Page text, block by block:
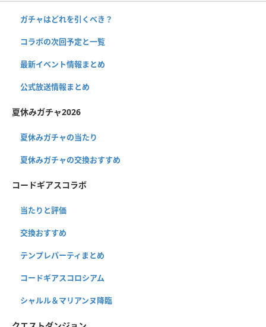
ガチャはどれを引くべき？
コラボの次回予定と一覧
最新イベント情報まとめ
公式放送情報まとめ
夏休みガチャ2026
夏休みガチャの当たり
夏休みガチャの交換おすすめ
コードギアスコラボ
当たりと評価
交換おすすめ
テンプレパーティまとめ
コードギアスコロシアム
シャルル＆マリアンヌ降臨